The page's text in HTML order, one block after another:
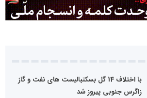
با اختلاف 14 گل بسکتبالیست های نفت و گاز
زاگرس جنوبی پیروز شد